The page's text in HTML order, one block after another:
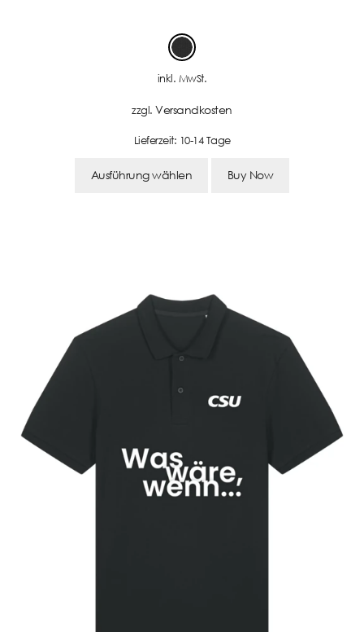
inkl. MwSt.
zzgl.Versandkosten
Lieferzeit: 10-14 Tage
Ausführung wählen Buy Now